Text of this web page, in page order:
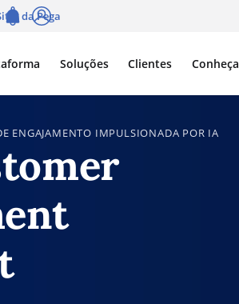
Soluções Clientes Conheça
da Pega
ENGAJAMENTO IMPULSIONADA POR IA